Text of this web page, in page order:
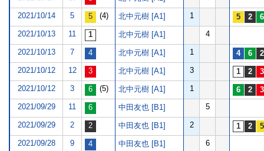
2021/10/14 5 (4) 北中元樹 [A1] 1
2021/10/13 11 北中元樹 [A1] 4
2021/10/13 7 北中元樹 [A1] 1
2021/10/12 12 北中元樹 [A1] 3
2021/10/12 3 (5) 北中元樹 [A1] 1
2021/09/29 11 中田友也 [B1] 5
2021/09/29 2 中田友也 [B1] 2
2021/09/28 9 中田友也 [B1] 6